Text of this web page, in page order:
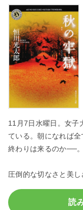
11月7日水曜日。女子
ている。朝になれば
終わりは来るのか──。
圧倒的な切なさと美し
読